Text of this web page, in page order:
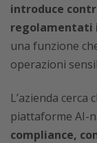
introduce
regolamentati
una funzione
operazioni
L’azienda
piattaforme AI-
compliance,